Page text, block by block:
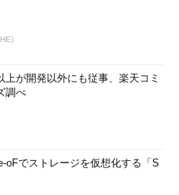
上が開発以外にも従事、楽天コミ
調べ
oFでストレージを仮想化する「S